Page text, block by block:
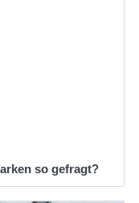
so gefragt?